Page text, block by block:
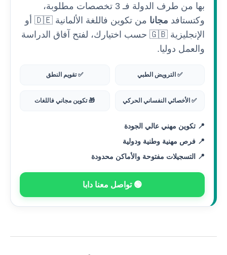
بها من طرف الدولة فـ 3 تخصصات مطلوبة،
وكتستافد مجانا
من تكوين فاللغة الألمانية 🇩🇪 أو
الإنجليزية 🇬🇧 حسب اختيارك، لفتح آفاق الدراسة
والعمل دوليا.
✅ الترويض الطبي ✅ تقويم النطق
✅ الأخصائي النفساني الحركي 🎁 تكوين مجاني فاللغات
📍 تكوين مهني عالي الجودة
📍 فرص مهنية وطنية ودولية
📍 التسجيلات مفتوحة والأماكن محدودة
🟢 تواصل معنا دابا